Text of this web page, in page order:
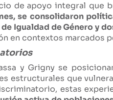
de apoyo integral que
se consolidaron
Igualdad de Género y
en contextos marcados
y Grigny se
estructurales que
estas